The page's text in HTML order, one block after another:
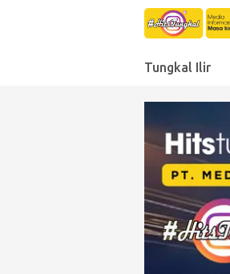
Tungkal Ilir